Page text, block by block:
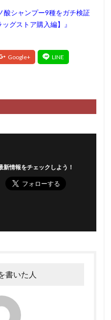
シャンプー9種をガチ検証
グストア購入編】』
新情報をチェックしよう！
書いた人